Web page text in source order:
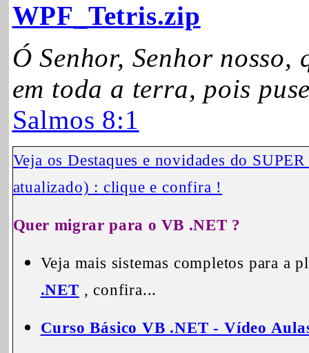
WPF_Tetris.zip
Ó Senhor, Senhor
em toda a terra, pois
Salmos 8:1
Veja os Destaques e novidades do
atualizado) : clique e confira !
Quer migrar para o VB .NET ?
Veja mais sistemas completos para a
.NET , confira...
Curso Básico VB .NET - Vídeo